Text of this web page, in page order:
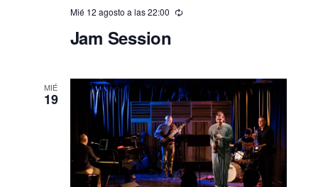
Mié 12 agosto a las 22:00
Jam Session
MIÉ
19